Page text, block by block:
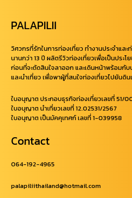
PALAPILII
วิศวกรที่รักในการท่องเที่ยว ทำงานประจำแล
นานกว่า 13 ปี ผลิตรีวิวท่องเที่ยวเพื่อเป็นประ
ก่อนที่จะตัดสินใจลาออก และเดินหน้าพร้อมกั
และนำเที่ยว เพื่อพาผู้ที่สนใจท่องเที่ยวไปยันดิ
ใบอนุญาต ประกอบธุรกิจท่องเที่ยวเลขที่ 51/
ใบอนุญาต นำเที่ยวเลขที่ 12.02531/2567
ใบอนุญาต เป็นมัคคุเทศก์ เลขที่ 1-039958
Contact
064-192-4965
palapiliithailand@hotmail.com